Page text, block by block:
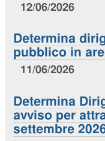
12/06/2026
Determina
pubblico in
11/06/2026
Determina
avviso per
settembre